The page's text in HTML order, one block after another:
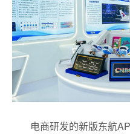
电商研发的新版东航